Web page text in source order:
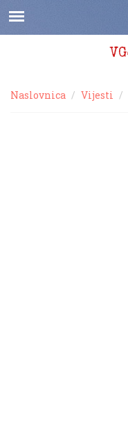
Naslovnica Vijesti